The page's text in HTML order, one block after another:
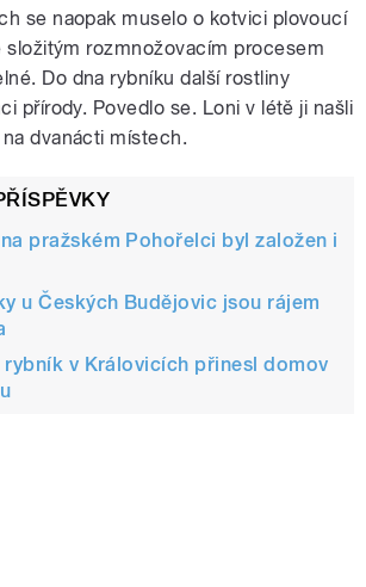
se naopak muselo o kotvici plovoucí
složitým rozmnožovacím procesem
Do dna rybníku další rostliny
přírody. Povedlo se. Loni v létě ji našli
dvanácti místech.
pražském Pohořelci byl založen i
u Českých Budějovic jsou rájem
rybník v Královicích přinesl domov